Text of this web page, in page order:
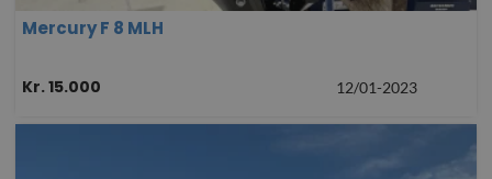
Mercury F 8 MLH
Kr. 15.000 12/01-2023